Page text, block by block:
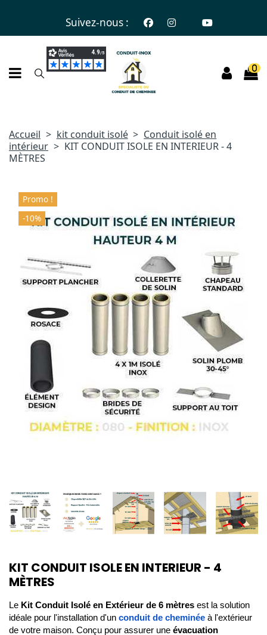
Suivez-nous :
0
Accueil kit conduit isolé
Conduit isolé en
intérieur
KIT CONDUIT ISOLE EN INTERIEUR - 4
MÈTRES
Promo !
-10%
KIT CONDUIT ISOLE EN INTERIEUR - 4
MÈTRES
Le Kit Conduit Isolé en Extérieur de 6 mètres est la solution
idéale pour l'installation d'un conduit de cheminée à l'extérieur
de votre maison. Conçu pour assurer une évacuation